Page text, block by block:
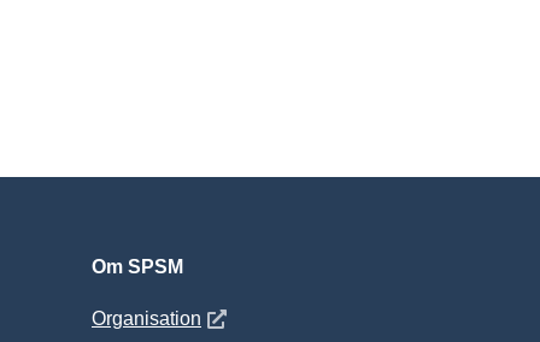
Om SPSM
Organisation Öppnas i nytt fönster